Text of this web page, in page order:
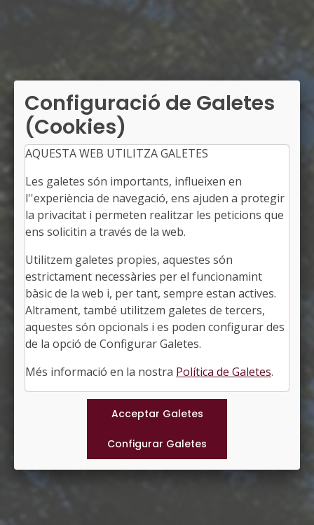
TERRASSA
Alcalde: Jordi Ballart Pastor
El Vallès Occidental, Barcelona
Població: 233.270
Superfície: 70,10 km2
http://www.terrassa.cat
Municipis
Configuració de Galetes
(Cookies)
AQUESTA WEB UTILITZA GALETES
Les galetes són importants, influeixen en
l''experiència de navegació, ens ajuden a protegir
la privacitat i permeten realitzar les peticions que
ens solicitin a través de la web.
Utilitzem galetes propies, aquestes són
estrictament necessàries per el funcionamint
bàsic de la web i, per tant, sempre estan actives.
Altrament, també utilitzem galetes de tercers,
aquestes són opcionals i es poden configurar des
de la opció de Configurar Galetes.
Més informació en la nostra Política de Galetes.